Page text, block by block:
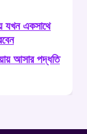
যখন একসাথে
আসার পদ্ধতি